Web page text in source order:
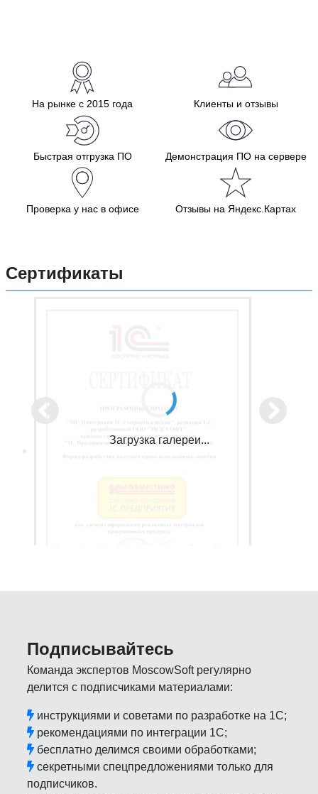
На рынке с 2015 года Клиенты и отзывы
Быстрая отгрузка ПО Демонстрация ПО на сервере
Проверка у нас в офисе Отзывы на Яндекс.Картах
Сертификаты
Загрузка галереи...
Подписывайтесь
Команда экспертов MoscowSoft регулярно
делится с подписчиками материалами:
инструкциями и советами по разработке на 1С;
рекомендациями по интеграции 1С;
бесплатно делимся своими обработками;
секретными спецпредложениями только для
подписчиков.